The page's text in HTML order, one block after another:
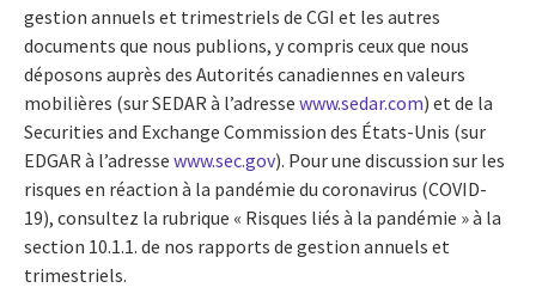
gestion annuels et trimestriels de CGI et les autres
documents que nous publions, y compris ceux que nous
déposons auprès des Autorités canadiennes en valeurs
mobilières (sur SEDAR à l’adresse www.sedar.com) et de la
Securities and Exchange Commission des États-Unis (sur
EDGAR à l’adresse www.sec.gov). Pour une discussion sur les
risques en réaction à la pandémie du coronavirus (COVID-
19), consultez la rubrique « Risques liés à la pandémie » à la
section 10.1.1. de nos rapports de gestion annuels et
trimestriels.